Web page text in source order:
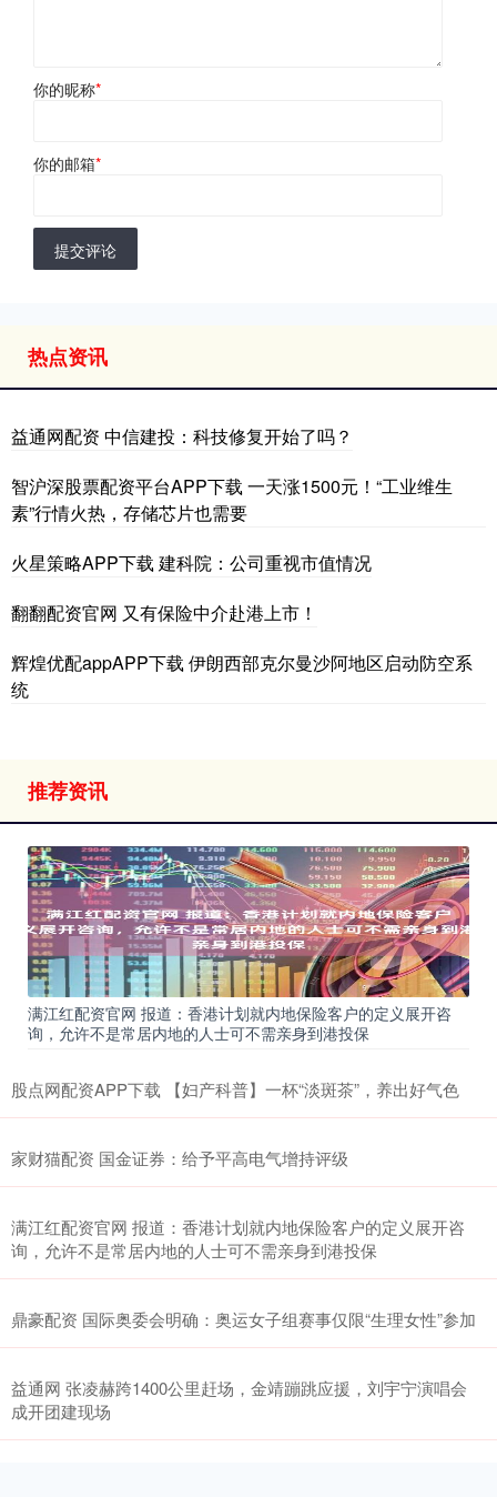
你的昵称*
你的邮箱*
提交评论
热点资讯
益通网配资 中信建投：科技修复开始了吗？
智沪深股票配资平台APP下载 一天涨1500元！“工业维生
素”行情火热，存储芯片也需要
火星策略APP下载 建科院：公司重视市值情况
翻翻配资官网 又有保险中介赴港上市！
辉煌优配appAPP下载 伊朗西部克尔曼沙阿地区启动防空系
统
推荐资讯
满江红配资官网 报道：香港计划就内地保险客户的定义展开咨
询，允许不是常居内地的人士可不需亲身到港投保
股点网配资APP下载 【妇产科普】一杯“淡斑茶”，养出好气色
家财猫配资 国金证券：给予平高电气增持评级
满江红配资官网 报道：香港计划就内地保险客户的定义展开咨
询，允许不是常居内地的人士可不需亲身到港投保
鼎豪配资 国际奥委会明确：奥运女子组赛事仅限“生理女性”参加
益通网 张凌赫跨1400公里赶场，金靖蹦跳应援，刘宇宁演唱会
成开团建现场